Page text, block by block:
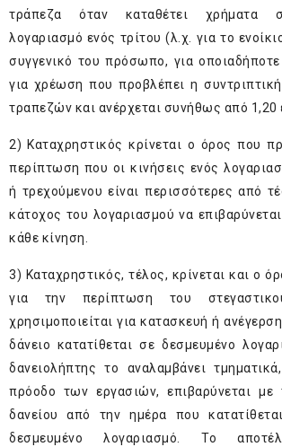
τράπεζα όταν καταθέτει χρήματα
λογαριασμό ενός τρίτου (λ.χ. για το
συγγενικό του πρόσωπο, για οποιαδήποτε
για χρέωση που προβλέπει η
τραπεζών και ανέρχεται συνήθως από
2) Καταχρηστικός κρίνεται ο όρος που
περίπτωση που οι κινήσεις ενός
ή τρεχούμενου είναι περισσότερες από
κάτοχος του λογαριασμού να
κάθε κίνηση.
3) Καταχρηστικός, τέλος, κρίνεται και ο
για την περίπτωση του
χρησιμοποιείται για κατασκευή ή
δάνειο κατατίθεται σε δεσμευμένο
δανειολήπτης το αναλαμβάνει
πρόοδο των εργασιών, επιβαρύνεται με
δανείου από την ημέρα που
δεσμευμένο λογαριασμό. Το